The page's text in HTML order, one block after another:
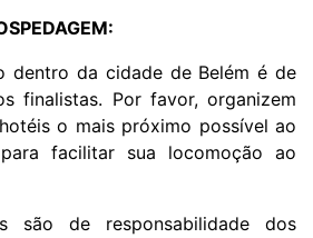
dentro da cidade de Belém é de
finalistas. Por favor, organizem
o mais próximo possível ao
facilitar sua locomoção ao
são de responsabilidade dos